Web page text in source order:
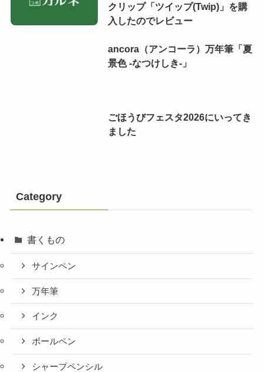
クリップ「ツイップ(Twip)」を購
入したのでレビュー
ancora（アンコーラ）万年筆「夏
景色 -なつけしき-」
ごほうびフェスタ2026にいってき
ました
Category
書くもの
サインペン
万年筆
インク
ボールペン
シャープペンシル